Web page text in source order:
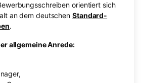
orientiert sich
an dem deutschen Standard-
.
allgemeine Anrede: